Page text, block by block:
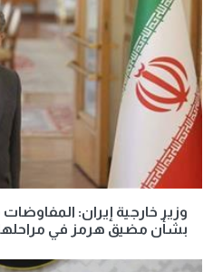
وزير خارجية إيران:
بشأن مضيق هرمز في مراحلها